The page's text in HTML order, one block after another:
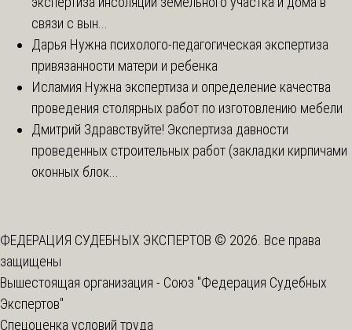
связи с вын...
Дарья Нужна психолого-педагогическая экспертиза
привязанности матери и ребенка
Исламия Нужна экспертиза и определение качества
проведения столярных работ по изготовлению мебели
Дмитрий Здравствуйте! Экспертиза давности
проведенных строительных работ (закладки кирпичами
оконных блок...
ФЕДЕРАЦИЯ СУДЕБНЫХ ЭКСПЕРТОВ © 2026. Все права
защищены
Вышестоящая организация - Союз "Федерация Судебных
Экспертов"
Спецоценка условий труда